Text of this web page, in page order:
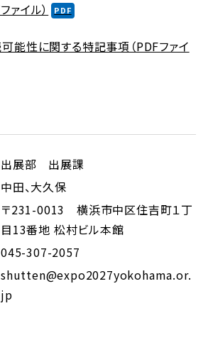
ァイル）
可能性に関する特記事項（PDFファイ
出展部 出展課
中田、大久保
〒231-0013 横浜市中区住吉町１丁
目13番地 松村ビル本館
045-307-2057
shutten@expo2027yokohama.or.
jp